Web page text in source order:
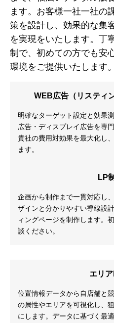
ます。お客様一社一社の
策を設計し、効果的な集
を実現をいたします。丁
制で、初めての方でも安
環境をご提供いたします。
WEB広告（リスティ
明確なターゲット設定と効果
広告・ディスプレイ広告を専
貴社の費用対効果を最大化し
ます。
LP
企画から制作まで一貫対応し
ザインと分かりやすい導線設
ィングページを制作します。
談ください。
エリア
位置情報データから自店舗と
の属性やエリアを可視化し、
にします。データに基づく最